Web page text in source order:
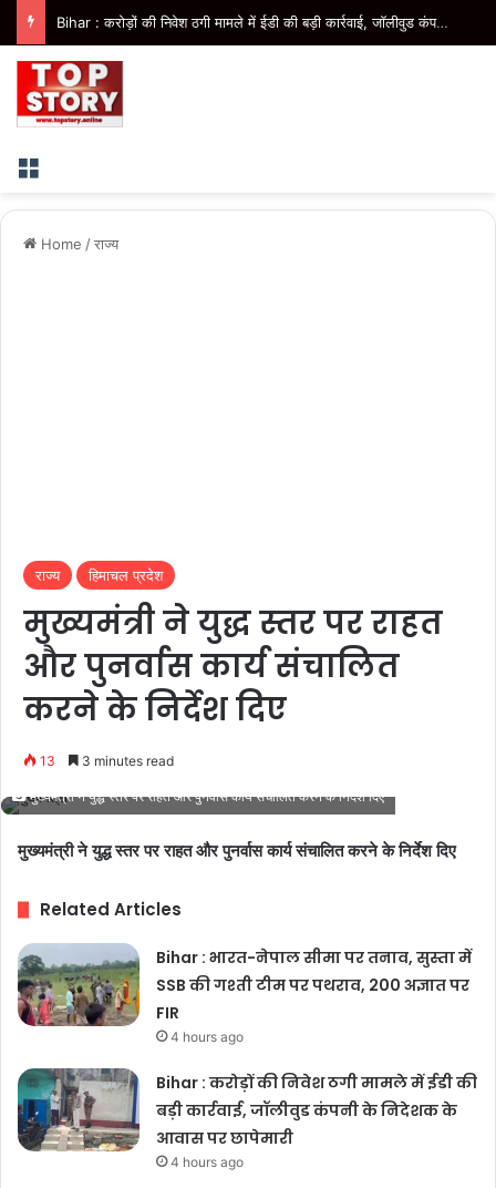
Bihar : जमीन कारोबारी पर फायरिंग के बाद भागते बदमाशों को ग्रामीणों ने घेरा, मॉब लिंचिंग में एक की मौत
Menu
Home /राज्य
राज्य हिमाचल प्रदेश
मुख्यमंत्री ने युद्ध स्तर पर राहत
और पुनर्वास कार्य संचालित
करने के निर्देश दिए
13 3 minutes read
मुख्यमंत्री ने युद्ध स्तर पर राहत और पुनर्वास कार्य संचालित करने के निर्देश दिए
मुख्यमंत्री ने युद्ध स्तर पर राहत और पुनर्वास कार्य संचालित करने के निर्देश दिए
Related Articles
Bihar : भारत-नेपाल सीमा पर तनाव, सुस्ता में
SSB की गश्ती टीम पर पथराव, 200 अज्ञात पर
FIR
4 hours ago
Bihar : करोड़ों की निवेश ठगी मामले में ईडी की
बड़ी कार्रवाई, जॉलीवुड कंपनी के निदेशक के
आवास पर छापेमारी
4 hours ago